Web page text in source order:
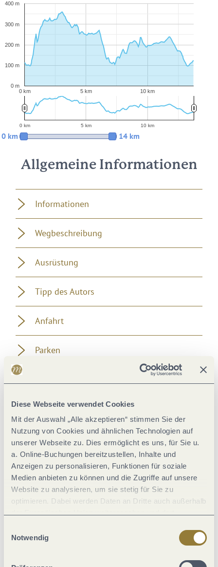
Diese Webseite verwendet Cookies
Mit der Auswahl „Alle akzeptieren“ stimmen Sie der
Nutzung von Cookies und ähnlichen Technologien auf
unserer Webseite zu. Dies ermöglicht es uns, für Sie u.
a. Online-Buchungen bereitzustellen, Inhalte und
Anzeigen zu personalisieren, Funktionen für soziale
Medien anbieten zu können und die Zugriffe auf unsere
Website zu analysieren, um sie stetig für Sie zu
optimieren. Dabei werden Daten an Dritte auch außerhalb
jederzeit widerrufen werden. Mit der Auswahl "Alle
ablehnen" kann es zu Beeinträchtigungen in der Nutzung
Notwendig
0 km 5 km 10 km
0 m
100 m
200 m
300 m
400 m
0 km 5 km 10 km
0 km 14 km
Allgemeine Informationen
Informationen
Wegbeschreibung
Ausrüstung
Tipp des Autors
Anfahrt
Parken
Literatur
Karten
Weitere Informationen